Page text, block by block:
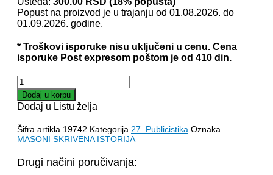
bila:
1,390.00
Popust na proizvod je u trajanju od 01.08.2026. do
01.09.2026. godine.
* Troškovi isporuke nisu uključeni u cenu. Cena
isporuke Post expresom poštom je od 410 din.
MASONI
SKRIVENA
ISTORIJA
-
Bojan
Timotijević
količina
Dodaj u korpu
Dodaj u Listu želja
Šifra artikla 19742 Kategorija 27. Publicistika Oznaka
MASONI SKRIVENA ISTORIJA
Drugi načini poručivanja: